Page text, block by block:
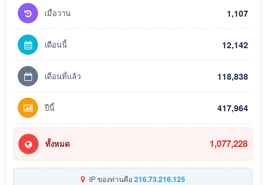
เมื่อวาน 1,107
เดือนนี้ 12,142
เดือนที่แล้ว 118,838
ปีนี้ 417,964
ทั้งหมด 1,077,228
IP ของท่านคือ216.73.216.125